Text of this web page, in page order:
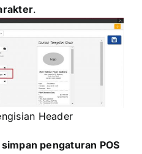
.
Header
simpan pengaturan POS